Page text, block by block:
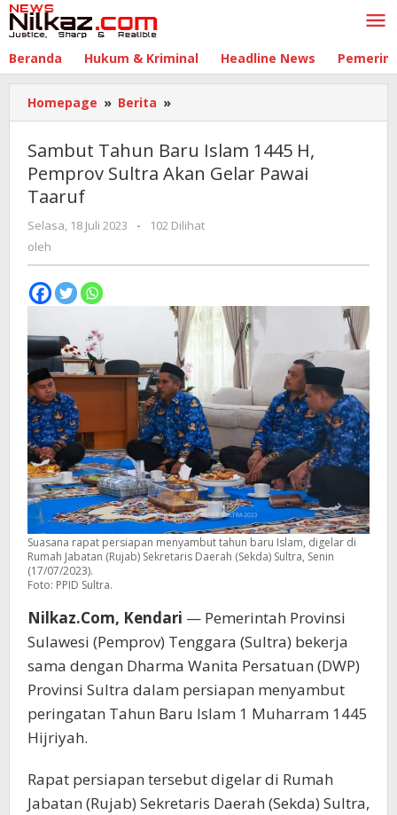
Lewati
ke
Beranda Hukum & Kriminal Headline News
Homepage » Berita »
Tahun
Islam
1445
Sultra
Gelar
Taaruf
Sambut Tahun Baru Islam 1445 H,
Pemprov Sultra Akan Gelar Pawai
Taaruf
Selasa, 18 Juli 2023 oleh
-
102 Dilihat
oleh
Suasana rapat persiapan menyambut tahun baru Islam, digelar di
Rumah Jabatan (Rujab) Sekretaris Daerah (Sekda) Sultra, Senin
(17/07/2023).
Foto: PPID Sultra.
Nilkaz.Com, Kendari — Pemerintah Provinsi
Sulawesi (Pemprov) Tenggara (Sultra) bekerja
sama dengan Dharma Wanita Persatuan (DWP)
Provinsi Sultra dalam persiapan menyambut
peringatan Tahun Baru Islam 1 Muharram 1445
Hijriyah.
Rapat persiapan tersebut digelar di Rumah
Jabatan (Rujab) Sekretaris Daerah (Sekda) Sultra,